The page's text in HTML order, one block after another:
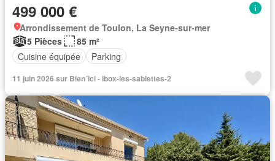
499 000 €
Arrondissement de Toulon, La Seyne-sur-mer
5 Pièces
85 m²
Cuisine équipée
Parking
11 juin 2026 sur Bien´ici - ibox-les-sablettes-2